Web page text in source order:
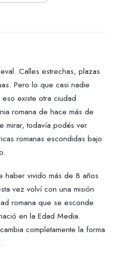
Calles estrechas, plazas
Pero lo que casi nadie
existe otra ciudad
romana de hace más de
mirar, todavía podés ver
romanas escondidas bajo
haber vivido más de 8 años
vez volví con una misión
romana que se esconde
en la Edad Media.
completamente la forma